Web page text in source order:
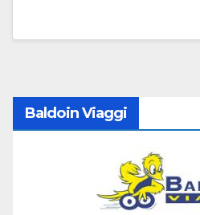
Baldoin Viaggi